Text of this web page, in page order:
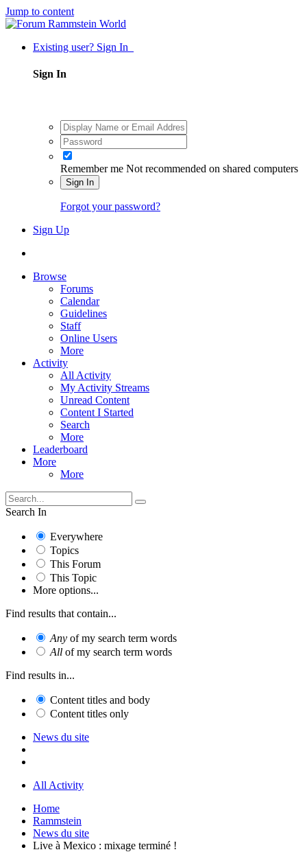
Jump to content
Existing user? Sign In
Sign In
Remember me Not recommended on shared computers
Sign In
Forgot your password?
Sign Up
Browse
Forums
Calendar
Guidelines
Staff
Online Users
More
Activity
All Activity
My Activity Streams
Unread Content
Content I Started
Search
More
Leaderboard
More
More
Search In
Everywhere
Topics
This Forum
This Topic
More options...
Find results that contain...
Any of my search term words
All of my search term words
Find results in...
Content titles and body
Content titles only
News du site
All Activity
Home
Rammstein
News du site
Live à Mexico : mixage terminé !